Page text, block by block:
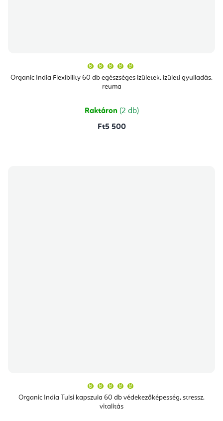
Organic India Flexibility 60 db egészséges ízületek, ízületi gyulladás,
reuma
átlagos
értékelése
csillag.
Raktáron (2 db)
Ft5 500
Organic India Tulsi kapszula 60 db védekezőképesség, stressz,
vitalitás
átlagos
értékelése